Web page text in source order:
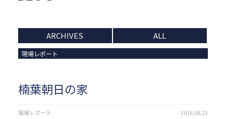
ARCHIVES ALL
現場レポート
楠葉朝日の家
現場レポート 2016.06.23